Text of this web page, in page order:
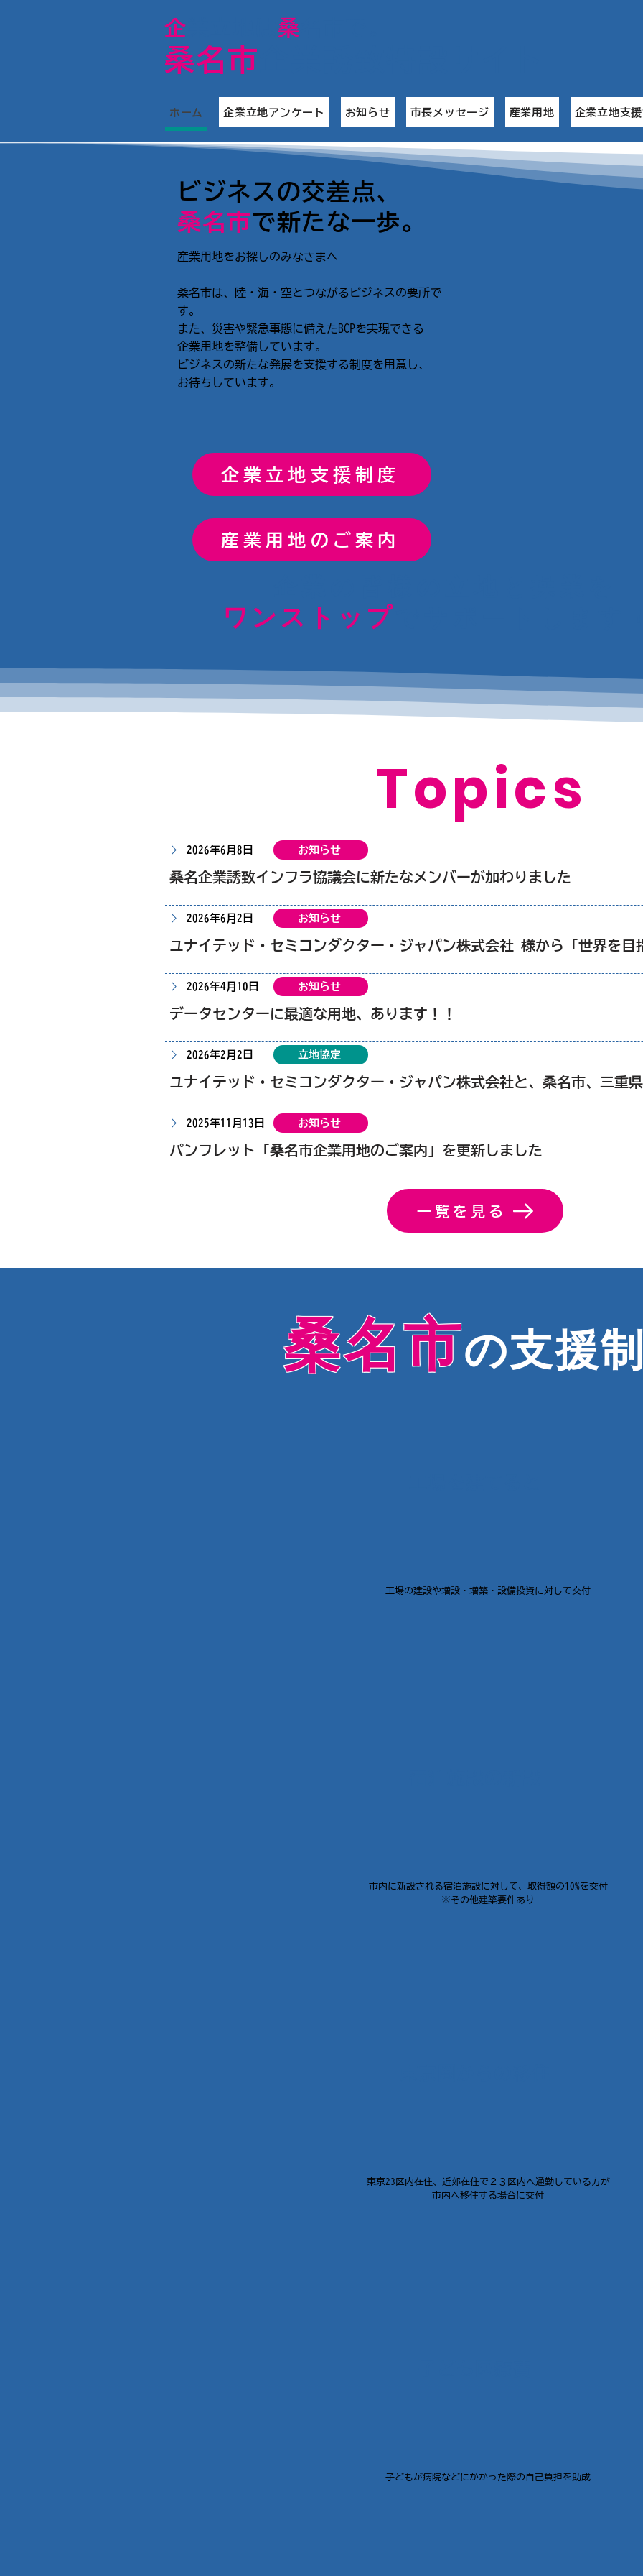
​企 桑
桑名市
ホーム 企業立地アンケート お知らせ 市長メッセージ 産業用地 企業立地支
ビジネスの交差点、
桑名市で新たな一歩。
産業用地をお探しのみなさまへ​
桑名市は、陸・海・空とつながるビジネスの要所で
す。
また、災害や緊急事態に備えたBCPを実現できる
企業用地を整備しています。
ビジネスの新たな発展を支援する制度を用意し、
お待ちしています。
企業立地支援制度
産業用地のご案内
ワンストップ
Topics
2026年6月8日 お知らせ
桑名企業誘致インフラ協議会に新たなメンバーが加わりました
2026年6月2日 お知らせ
2026年4月10日 お知らせ
データセンターに最適な用地、あります！！
2026年2月2日 立地協定
2025年11月13日 お知らせ
パンフレット「桑名市企業用地のご案内」を更新しました
一覧を見る
桑名市の支援
工場の建設や増設・増築・設備投資に対して交付
市内に新設される宿泊施設に対して、取得額の10%を交付
​※その他建築要件あり
KUWANA
東京23区内在住、近郊在住で２３区内へ通勤している方が
​市内へ移住する場合に交付
子どもが病院などにかかった際の自己負担を助成